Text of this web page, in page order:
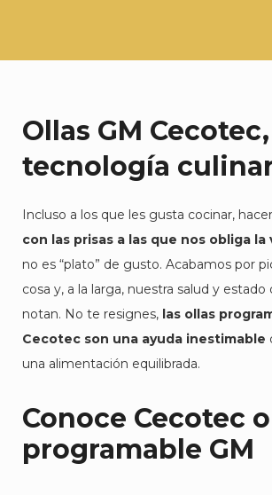
contenido
Ollas GM Cecotec,
tecnología
Incluso a los que les gusta cocinar,
con las prisas a las que nos obliga la
no es “plato” de gusto. Acabamos por
cosa y, a la larga, nuestra salud y
notan. No te resignes, las ollas
Cecotec son una ayuda inestimable
una alimentación equilibrada.
Conoce Cecotec
programable GM